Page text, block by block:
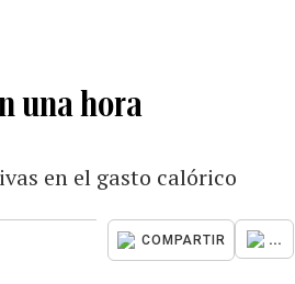
una hora
en el gasto calórico
COMPARTIR ...